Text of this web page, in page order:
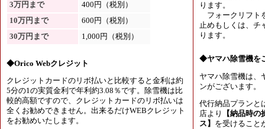
3万円まで
400円（税別）
10万円まで
600円（税別）
30万円まで
1,000円（税別）
◆Orico Webクレジット
クレジットカードのリボ払いと比較すると金利は約
5分の1の実質金利で年利約3.08％です。除雪機は比
較的高額ですので、クレジットカードのリボ払いは
全くお勧めできません。出来るだけWEBクレジット
をお勧めいたします。
ります。
フォークリフト
止めもしくは、チ
ります。
◆ヤマハ除雪機を
ヤマハ除雪機は、
ンがございます。
代行納品プランと
店より
【納品時
ス】 を受けること